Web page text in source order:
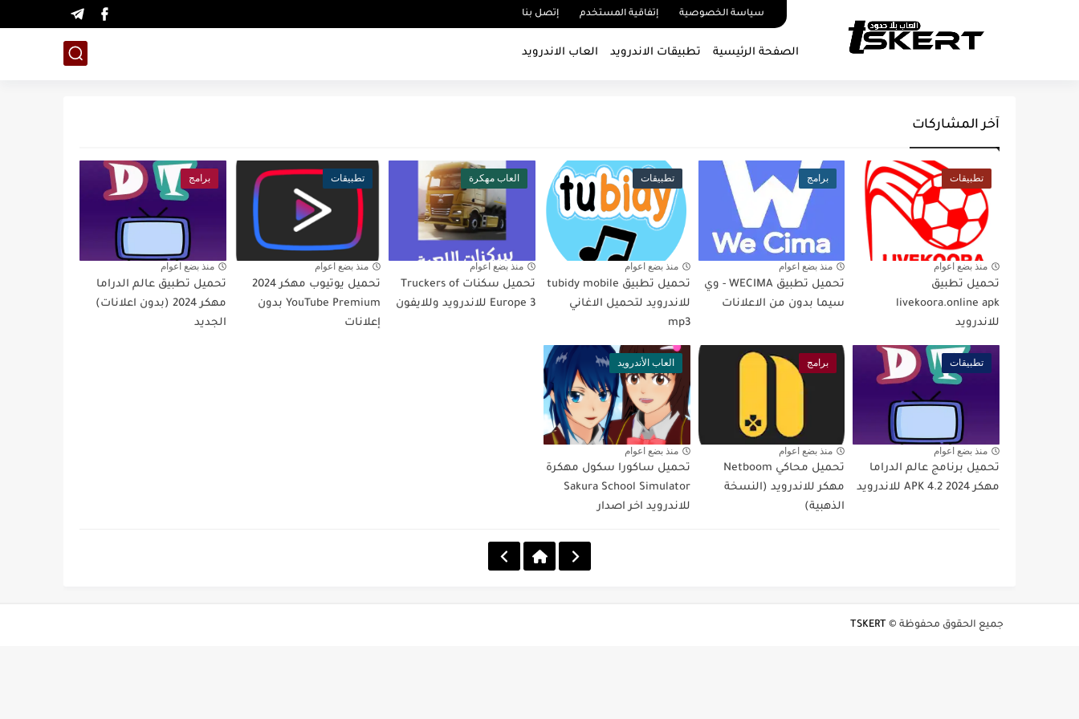
سياسة الخصوصية إتفاقية المستخدم إتصل بنا
الصفحة الرئيسية تطبيقات الاندرويد العاب الاندرويد
آخر المشاركات
تطبيقات
منذ بضع اعوام
تحميل تطبيق
livekoora.online apk
للاندرويد
برامج
منذ بضع اعوام
تحميل تطبيق WECIMA - وي
سيما بدون من الاعلانات
تطبيقات
منذ بضع اعوام
تحميل تطبيق tubidy mobile
للاندرويد لتحميل الاغاني
mp3
العاب مهكرة
منذ بضع اعوام
تحميل سكنات Truckers of
Europe 3 للاندرويد وللايفون
تطبيقات
منذ بضع اعوام
تحميل يوتيوب مهكر 2024
YouTube Premium بدون
إعلانات
برامج
منذ بضع اعوام
تحميل تطبيق عالم الدراما
مهكر 2024 (بدون اعلانات)
الجديد
تطبيقات
منذ بضع اعوام
تحميل برنامج عالم الدراما
مهكر 2024 4.2 APK للاندرويد
برامج
منذ بضع اعوام
تحميل محاكي Netboom
مهكر للاندرويد (النسخة
الذهبية)
العاب الأندرويد
منذ بضع اعوام
تحميل ساكورا سكول مهكرة
Sakura School Simulator
للاندرويد اخر اصدار
جميع الحقوق محفوظة © TSKERT